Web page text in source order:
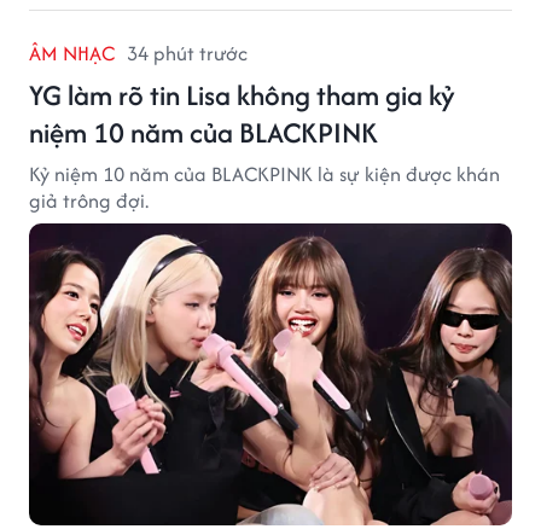
ÂM NHẠC 34 phút trước
YG làm rõ tin Lisa không tham gia kỷ
niệm 10 năm của BLACKPINK
Kỷ niệm 10 năm của BLACKPINK là sự kiện được khán
giả trông đợi.